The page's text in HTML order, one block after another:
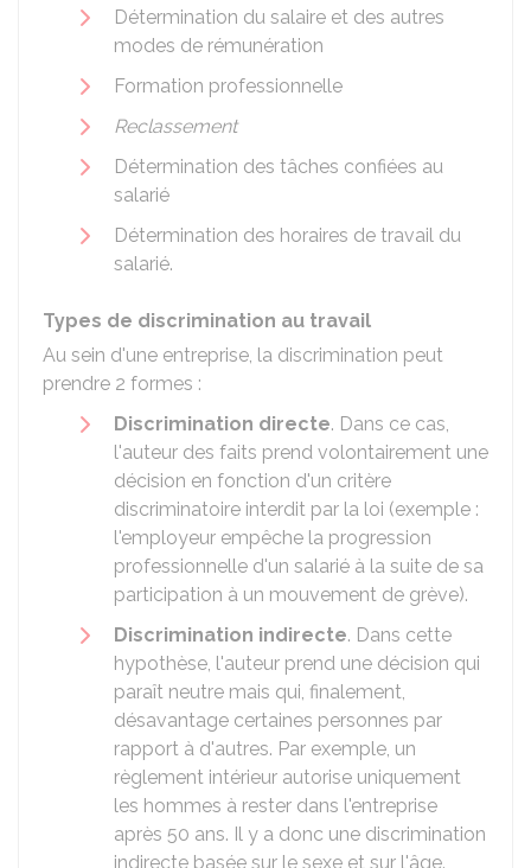
Détermination du salaire et des autres
modes de rémunération
Formation professionnelle
Reclassement
Détermination des tâches confiées au
salarié
Détermination des horaires de travail du
salarié.
Types de discrimination au travail
Au sein d'une entreprise, la discrimination peut
prendre 2 formes :
Discrimination directe. Dans ce cas,
l'auteur des faits prend volontairement une
décision en fonction d'un critère
discriminatoire interdit par la loi (exemple :
l'employeur empêche la progression
professionnelle d'un salarié à la suite de sa
participation à un mouvement de grève).
Discrimination indirecte. Dans cette
hypothèse, l'auteur prend une décision qui
paraît neutre mais qui, finalement,
désavantage certaines personnes par
rapport à d'autres. Par exemple, un
règlement intérieur autorise uniquement
les hommes à rester dans l'entreprise
après 50 ans. Il y a donc une discrimination
indirecte basée sur le sexe et sur l'âge.